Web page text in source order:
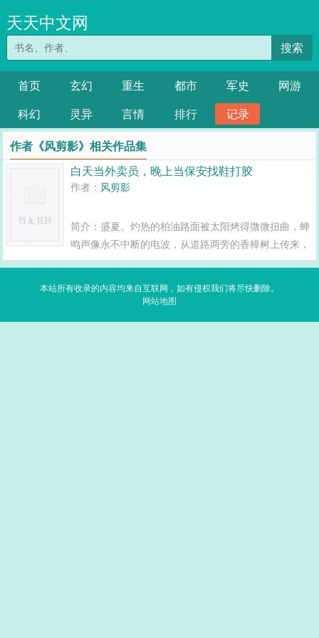
天天中文网
搜索
首页 玄幻 重生 都市 军史
网游
科幻
灵异 言情 排行 记录
作者《风剪影》相关作品集
白天当外卖员，晚上当保安找鞋打胶
作者： 风剪影
简介：盛夏。灼热的柏油路面被太阳烤得微微扭曲，蝉
鸣声像永不中断的电波，从道路两旁的香樟树上传来，
钻进每一个人的耳朵里，搅得人心烦意乱。王明站在铂
湿了一大片，黏糊糊地贴在后背上，像是某种长...
本站所有收录的内容均来自互联网，如有侵权我们将尽快删除。
网站地图